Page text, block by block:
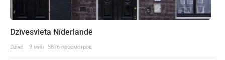
Dzīvesvieta Nīderlandē
Dzīve 9 мин 5876 просмотров